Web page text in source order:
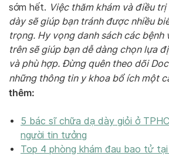
sớm hết. Việc thăm khám và điều
dày sẽ giúp bạn tránh được nhiều
trọng. Hy vọng danh sách các bệnh
trên sẽ giúp bạn dễ dàng chọn lựa
và phù hợp. Đừng quên theo dõi
những thông tin y khoa bổ ích một
thêm:
5 bác sĩ chữa dạ dày giỏi ở
người tin tưởng
Top 4 phòng khám đau bao tử tại